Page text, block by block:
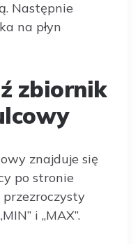
Następnie
na płyn
zbiornik
znajduje się
po stronie
i „MAX”.